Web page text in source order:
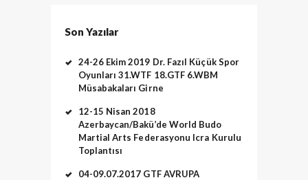
Son Yazılar
24-26 Ekim 2019 Dr. Fazıl Küçük Spor
Oyunları 31.WTF 18.GTF 6.WBM
Müsabakaları Girne
12-15 Nisan 2018
Azerbaycan/Bakü’de World Budo
Martial Arts Federasyonu Icra Kurulu
Toplantısı
04-09.07.2017 GTF AVRUPA